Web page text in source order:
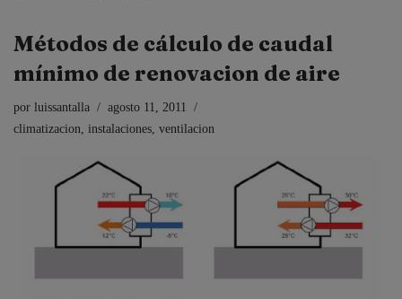
Métodos de cálculo de caudal
mínimo de renovacion de aire
por luissantalla
agosto 11, 2011
climatizacion, instalaciones, ventilacion